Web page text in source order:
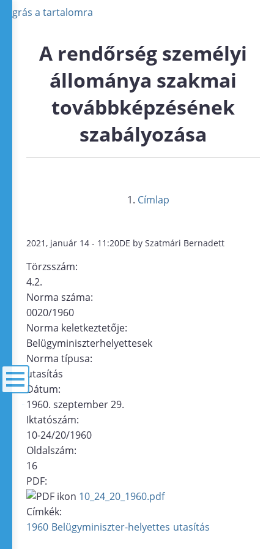
Ugrás a tartalomra
A rendőrség személyi
állománya szakmai
továbbképzésének
szabályozása
Címlap
2021, január 14 - 11:20DE by Szatmári Bernadett
Törzsszám:
4.2.
Norma száma:
0020/1960
Norma keletkeztetője:
Belügyminiszterhelyettesek
Norma típusa:
utasítás
Dátum:
1960. szeptember 29.
Iktatószám:
10-24/20/1960
Oldalszám:
16
PDF:
10_24_20_1960.pdf
Címkék:
1960 Belügyminiszter-helyettes utasítás